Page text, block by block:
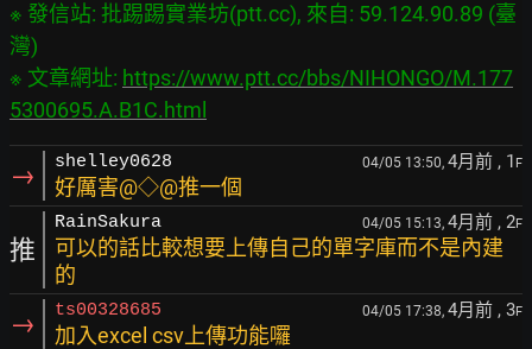
※ 發信站: 批踢踢實業坊(ptt.cc), 來自: 59.124.90.89 (臺
灣)
※ 文章網址: https://www.ptt.cc/bbs/NIHONGO/M.177
5300695.A.B1C.html
→ shelley0628 04/05 13:50, 4月前 , 1 F
好厲害@◇@推一個
推
RainSakura 04/05 15:13, 4月前 , 2F
可以的話比較想要上傳自己的單字庫而不是內建
的
→ ts00328685 04/05 17:38, 4月前 , 3F
加入excel csv上傳功能囉